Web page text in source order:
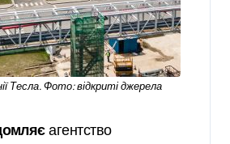
Тесла. Фото: відкриті джерела
агентство